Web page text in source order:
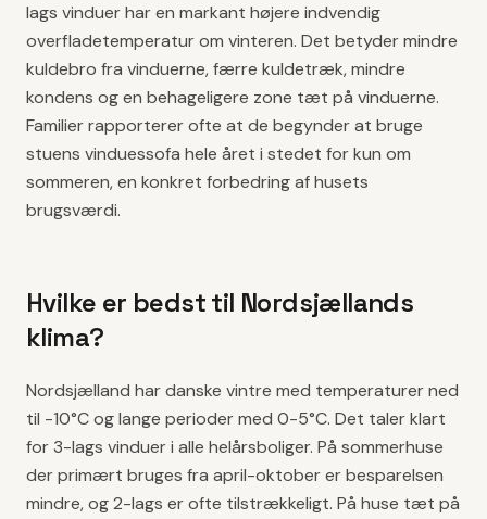
lags vinduer har en markant højere indvendig
overfladetemperatur om vinteren. Det betyder mindre
kuldebro fra vinduerne, færre kuldetræk, mindre
kondens og en behageligere zone tæt på vinduerne.
Familier rapporterer ofte at de begynder at bruge
stuens vinduessofa hele året i stedet for kun om
sommeren, en konkret forbedring af husets
brugsværdi.
Hvilke er bedst til Nordsjællands
klima?
Nordsjælland har danske vintre med temperaturer ned
til -10°C og lange perioder med 0-5°C. Det taler klart
for 3-lags vinduer i alle helårsboliger. På sommerhuse
der primært bruges fra april-oktober er besparelsen
mindre, og 2-lags er ofte tilstrækkeligt. På huse tæt på